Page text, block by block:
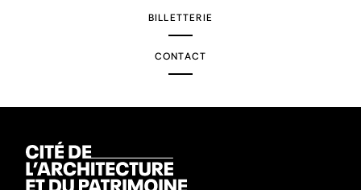
BILLETTERIE
CONTACT